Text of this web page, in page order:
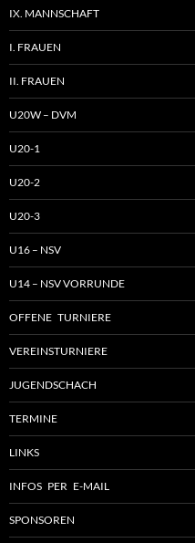
IX. MANNSCHAFT
I. FRAUEN
II. FRAUEN
U20W – DVM
U20-1
U20-2
U20-3
U16 – NSV
U14 – NSV VORRUNDE
OFFENE TURNIERE
VEREINSTURNIERE
JUGENDSCHACH
TERMINE
LINKS
INFOS PER E-MAIL
SPONSOREN